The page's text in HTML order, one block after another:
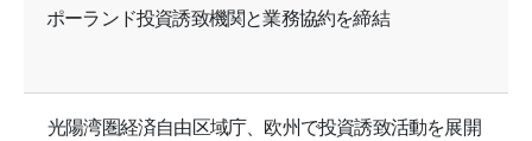
ポーランド投資誘致機関と業務協約を締結
光陽湾圏経済自由区域庁、欧州で投資誘致活動を展開